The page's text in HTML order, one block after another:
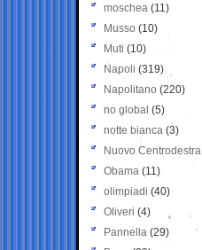
moschea (11)
Musso (10)
Muti (10)
Napoli (319)
Napolitano (220)
no global (5)
notte bianca (3)
Nuovo Centrodestra
Obama (11)
olimpiadi (40)
Oliveri (4)
Pannella (29)